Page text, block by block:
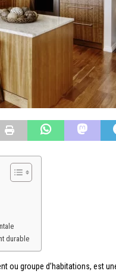
durable
ou groupe d’habitations, est